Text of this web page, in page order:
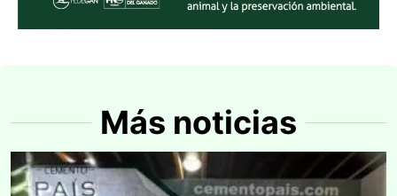
Más noticias